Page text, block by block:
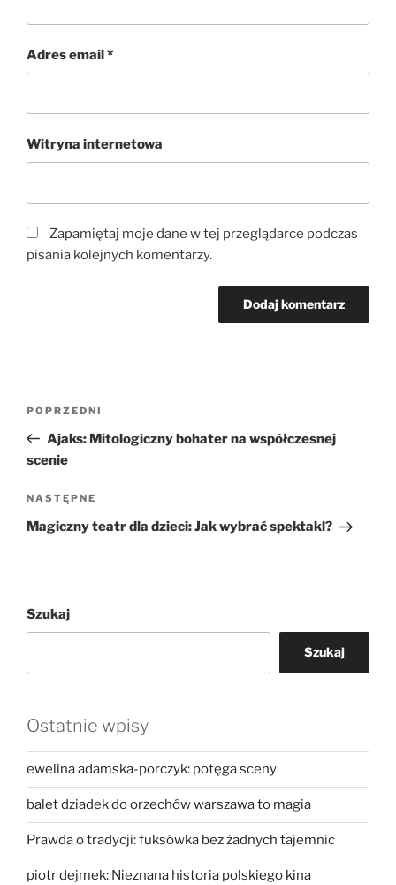
Adres email*
Witryna internetowa
Zapamiętaj moje dane w tej przeglądarce podczas
pisania kolejnych komentarzy.
Poprzedni
wpis
POPRZEDNI
Ajaks: Mitologiczny bohater na współczesnej
scenie
Następny
wpis
NASTĘPNE
Magiczny teatr dla dzieci: Jak wybrać spektakl?
Szukaj
Szukaj
Ostatnie wpisy
ewelina adamska-porczyk: potęga sceny
balet dziadek do orzechów warszawa to magia
Prawda o tradycji: fuksówka bez żadnych tajemnic
piotr dejmek: Nieznana historia polskiego kina